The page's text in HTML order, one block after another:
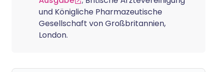
und Königliche Pharmazeutische
Gesellschaft von Großbritannien,
London.